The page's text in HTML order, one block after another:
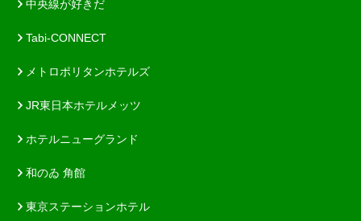
中央線が好きだ
Tabi-CONNECT
メトロポリタンホテルズ
JR東日本ホテルメッツ
ホテルニューグランド
和のゐ 角館
東京ステーションホテル